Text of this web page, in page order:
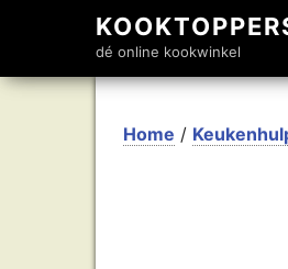
dé online kookwinkel
Home /